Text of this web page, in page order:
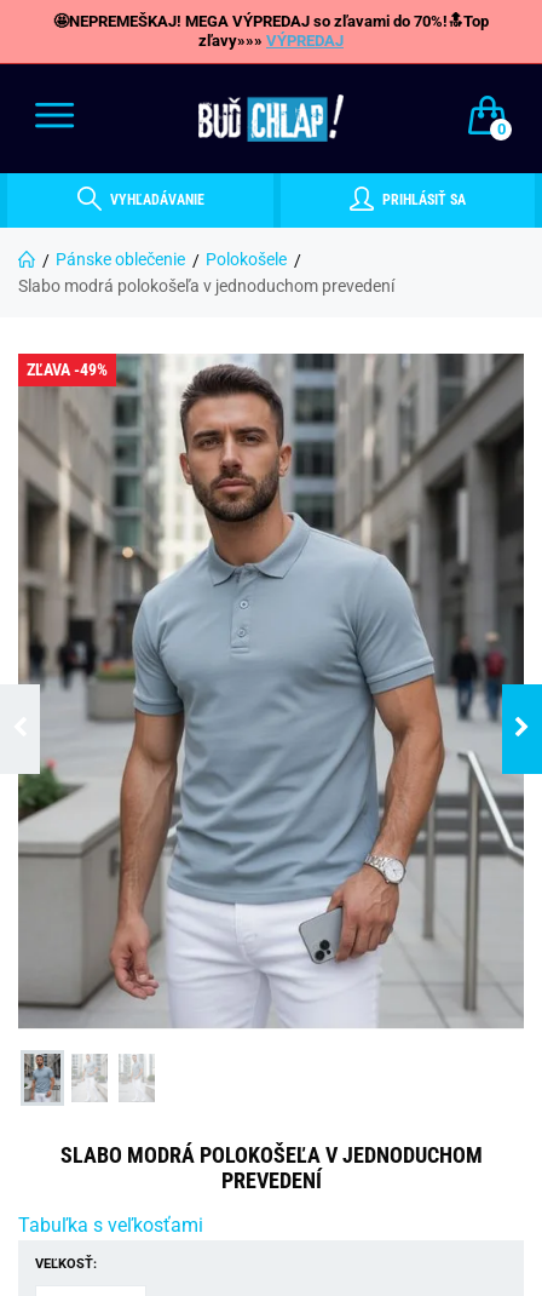
🤩NEPREMEŠKAJ! MEGA VÝPREDAJ so zľavami do 70%!🔝Top
zľavy»»» VÝPREDAJ
0
VYHĽADÁVANIE PRIHLÁSIŤ SA
Pánske oblečenie
Polokošele
Slabo modrá polokošeľa v jednoduchom prevedení
ZĽAVA -49%
SLABO MODRÁ POLOKOŠEĽA V JEDNODUCHOM
PREVEDENÍ
Tabuľka s veľkosťami
VEĽKOSŤ: